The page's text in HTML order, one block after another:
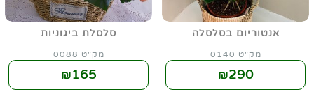
אנטוריום בסלסלה
מק"ט 0140
₪290
סלסלת ביגוניות
מק"ט 0088
₪165